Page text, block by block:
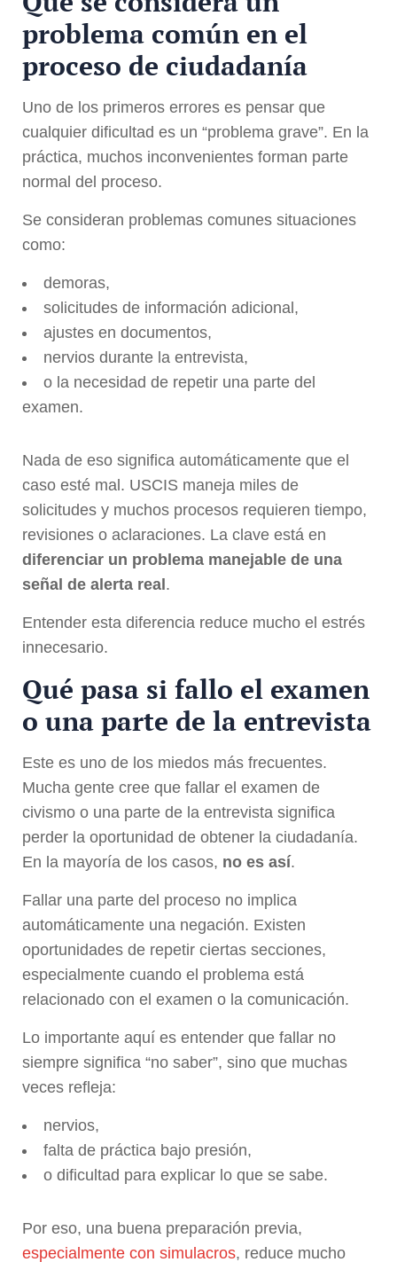
problema común en el
proceso de ciudadanía
Uno de los primeros errores es pensar que
cualquier dificultad es un “problema grave”. En la
práctica, muchos inconvenientes forman parte
normal del proceso.
Se consideran problemas comunes situaciones
como:
demoras,
solicitudes de información adicional,
ajustes en documentos,
nervios durante la entrevista,
o la necesidad de repetir una parte del
examen.
Nada de eso significa automáticamente que el
caso esté mal. USCIS maneja miles de
solicitudes y muchos procesos requieren tiempo,
revisiones o aclaraciones. La clave está en
diferenciar un problema manejable de una
señal de alerta real.
Entender esta diferencia reduce mucho el estrés
innecesario.
Qué pasa si fallo el examen
o una parte de la entrevista
Este es uno de los miedos más frecuentes.
Mucha gente cree que fallar el examen de
civismo o una parte de la entrevista significa
perder la oportunidad de obtener la ciudadanía.
En la mayoría de los casos, no es así.
Fallar una parte del proceso no implica
automáticamente una negación. Existen
oportunidades de repetir ciertas secciones,
especialmente cuando el problema está
relacionado con el examen o la comunicación.
Lo importante aquí es entender que fallar no
siempre significa “no saber”, sino que muchas
veces refleja:
nervios,
falta de práctica bajo presión,
o dificultad para explicar lo que se sabe.
Por eso, una buena preparación previa,
especialmente con simulacros, reduce mucho